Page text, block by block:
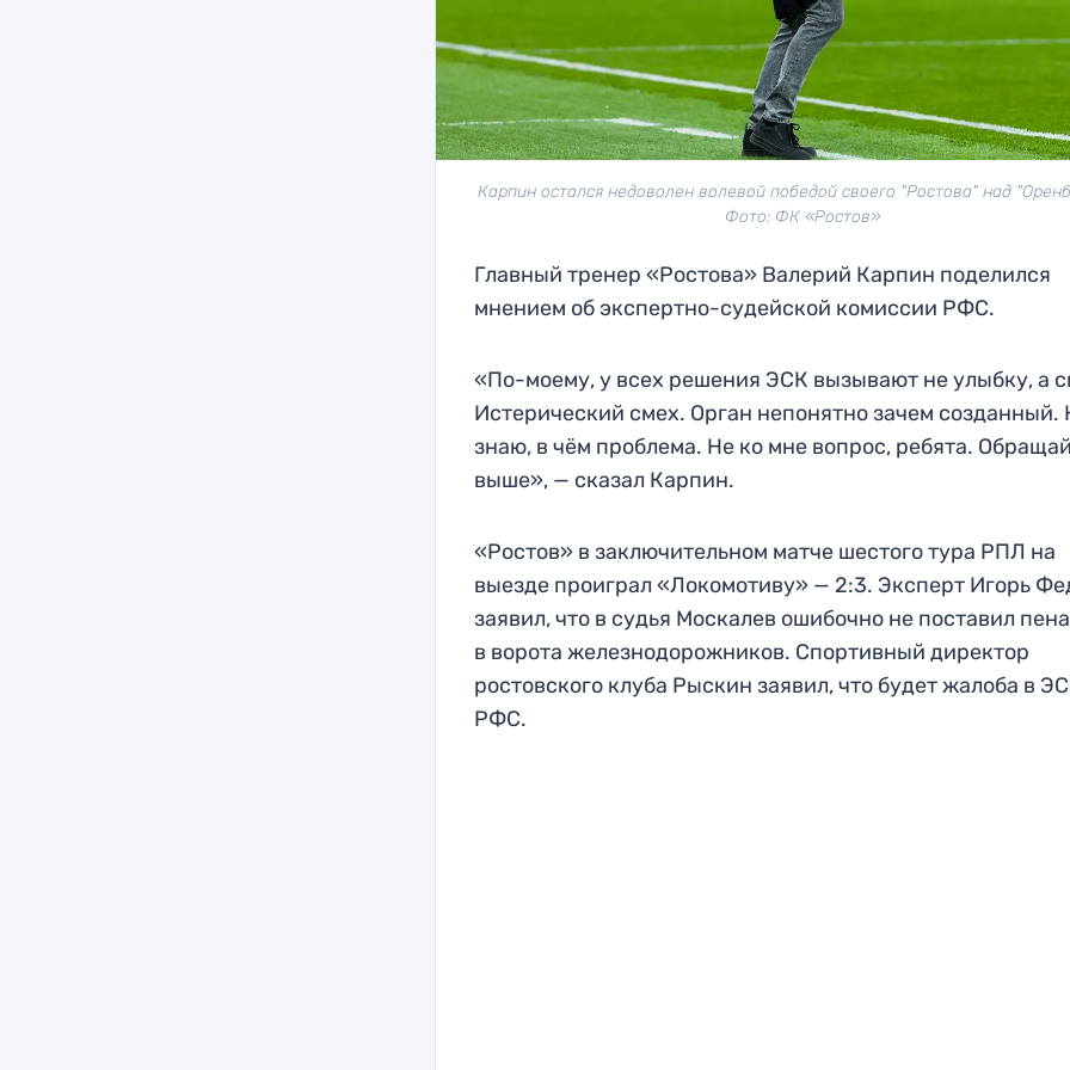
Карпин остался недоволен волевой победой своего "Ростова" над
Фото: ФК «Ростов»
Главный тренер «Ростова» Валерий Карпин поделился
мнением об экспертно-судейской комиссии РФС.
«По-моему, у всех решения ЭСК вызывают не улыбку, а
Истерический смех. Орган непонятно зачем созданный.
знаю, в чём проблема. Не ко мне вопрос, ребята.
выше», — сказал Карпин.
«Ростов» в заключительном матче шестого тура РПЛ на
выезде проиграл «Локомотиву» — 2:3. Эксперт Игорь
заявил, что в судья Москалев ошибочно не поставил
в ворота железнодорожников. Спортивный директор
ростовского клуба Рыскин заявил, что будет жалоба в
РФС.